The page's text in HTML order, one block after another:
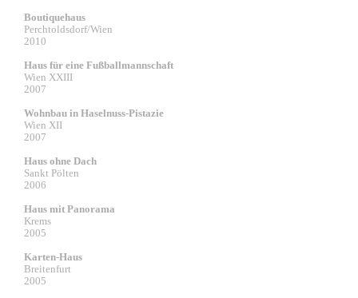
Boutiquehaus
Perchtoldsdorf/Wien
2010
Haus für eine Fußballmannschaft
Wien XXIII
2007
Wohnbau in Haselnuss-Pistazie
Wien XII
2007
Haus ohne Dach
Sankt Pölten
2006
Haus mit Panorama
Krems
2005
Karten-Haus
Breitenfurt
2005